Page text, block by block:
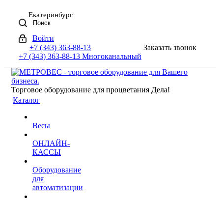
Екатеринбург
Поиск
Войти
+7 (343) 363-88-13
+7 (343) 363-88-13 Многоканальный
Заказать звонок
Торговое оборудование для процветания Дела!
Каталог
Весы
ОНЛАЙН-
КАССЫ
Оборудование
для
автоматизации